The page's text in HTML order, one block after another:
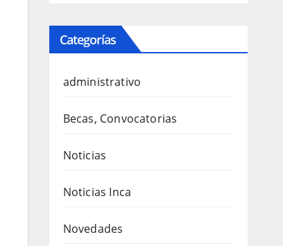
Categorías
administrativo
Becas, Convocatorias
Noticias
Noticias Inca
Novedades